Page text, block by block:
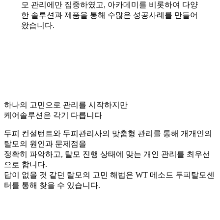
모 관리에만 집중하였고, 아카데미를 비롯하여 다양
한 솔루션과 제품을 통해 수많은 성공사례를 만들어
왔습니다.
하나의 고민으로 관리를 시작하지만
케어솔루션은 각기 다릅니다
두피 컨설턴트와 두피관리사의 맞춤형 관리를 통해 개개인의
탈모의 원인과 문제점을
정확히 파악하고, 탈모 진행 상태에 맞는 개인 관리를 최우선
으로 합니다.
답이 없을 것 같던 탈모의 고민 해법은 WT 메소드 두피탈모센
터를 통해 찾을 수 있습니다.